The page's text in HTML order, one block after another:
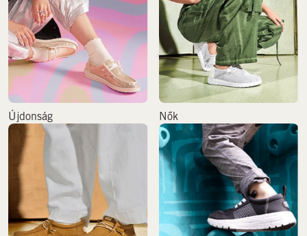
Újdonság Nők